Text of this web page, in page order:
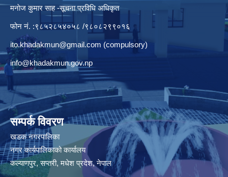
मनाेज कुमार साह -सूचना प्रविधि अधिकृत
फोन नं. :९८५२८५४०५८ /९८०८२९९०१६
ito.khadakmun@gmail.com (compulsory)
info@khadakmun.gov.np
सम्पर्क विवरण
खडक नगरपालिका
नगर कार्यपालिकाको कार्यालय
कल्याणपुर, सप्तरी, मधेश प्रदेश, नेपाल